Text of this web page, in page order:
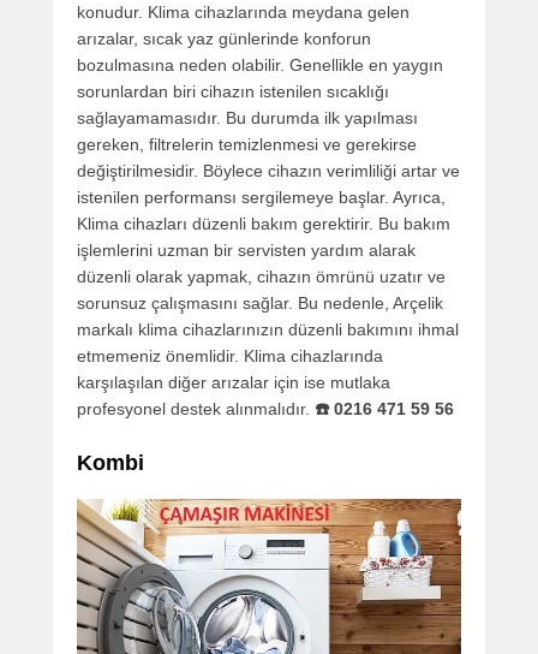
konudur. Klima cihazlarında meydana gelen
arızalar, sıcak yaz günlerinde konforun
bozulmasına neden olabilir. Genellikle en yaygın
sorunlardan biri cihazın istenilen sıcaklığı
sağlayamamasıdır. Bu durumda ilk yapılması
gereken, filtrelerin temizlenmesi ve gerekirse
değiştirilmesidir. Böylece cihazın verimliliği artar ve
istenilen performansı sergilemeye başlar. Ayrıca,
Klima cihazları düzenli bakım gerektirir. Bu bakım
işlemlerini uzman bir servisten yardım alarak
düzenli olarak yapmak, cihazın ömrünü uzatır ve
sorunsuz çalışmasını sağlar. Bu nedenle, Arçelik
markalı klima cihazlarınızın düzenli bakımını ihmal
etmemeniz önemlidir. Klima cihazlarında
karşılaşılan diğer arızalar için ise mutlaka
profesyonel destek alınmalıdır. ☎️ 0216 471 59 56
Kombi